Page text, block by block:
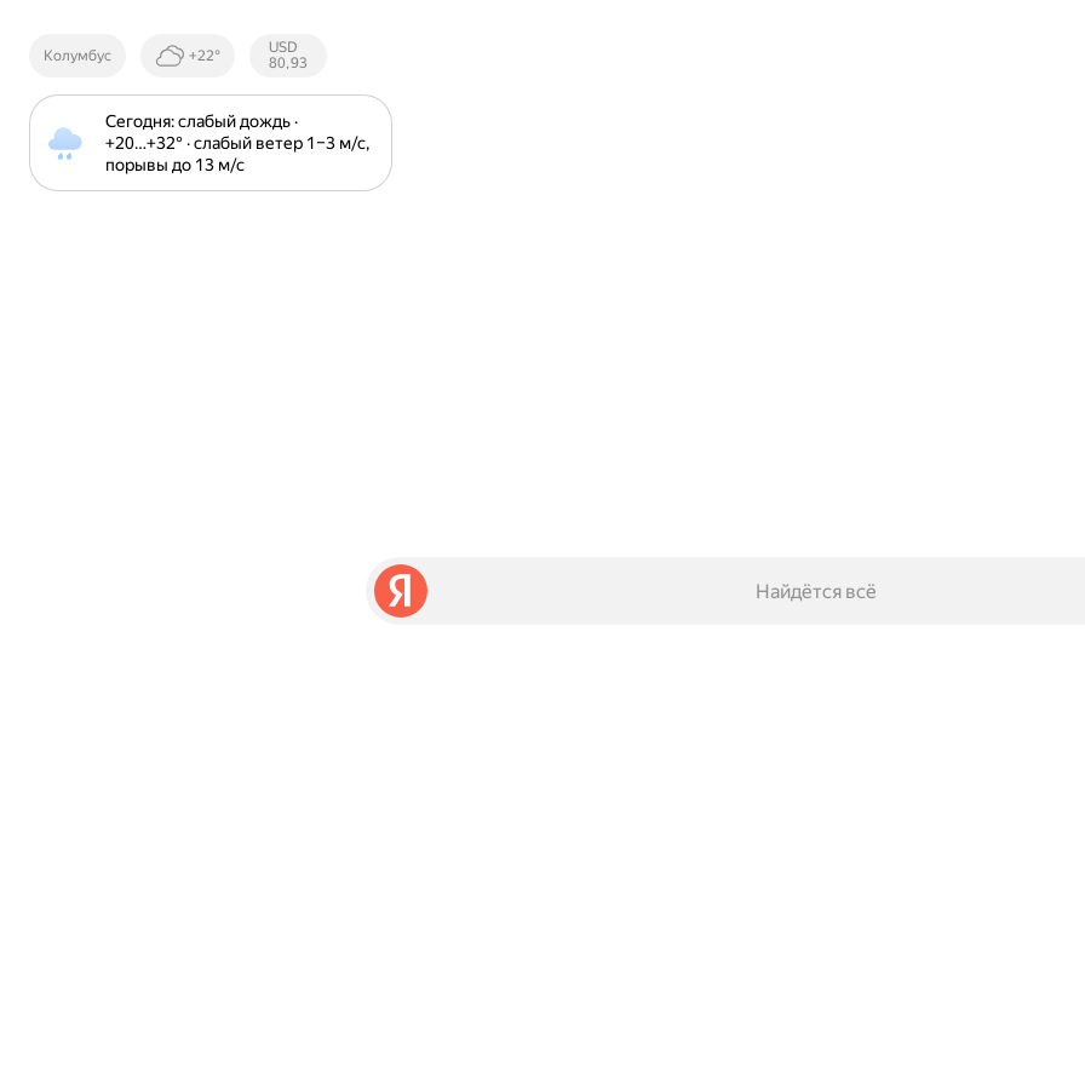
Колумбус +22°
Курсы ЦБ
РФ
USD
80,93
Сегодня: слабый дождь ·
+20⁠…⁠+32⁠° · слабый ветер 1⁠–⁠3 м⁠/⁠с,
порывы до 13 м⁠/⁠с